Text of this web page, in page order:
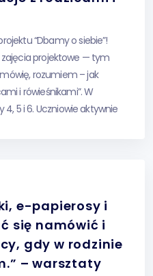
“Dbamy o siebie”!
zajęcia projektowe — tym
rozumiem – jak
i rówieśnikami”. W
5 i 6. Uczniowie aktywnie
e-papierosy i
się namówić i
gdy w rodzinie
– warsztaty